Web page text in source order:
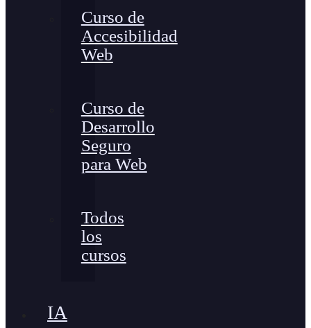
Curso de
Accesibilidad
Web
Curso de
Desarrollo
Seguro
para Web
Todos
los
cursos
IA